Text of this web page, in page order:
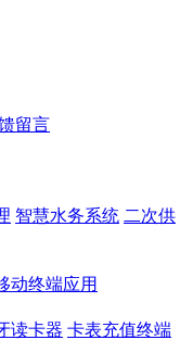
留言
智慧水务系统 二次供
动终端应用
读卡器 卡表充值终端